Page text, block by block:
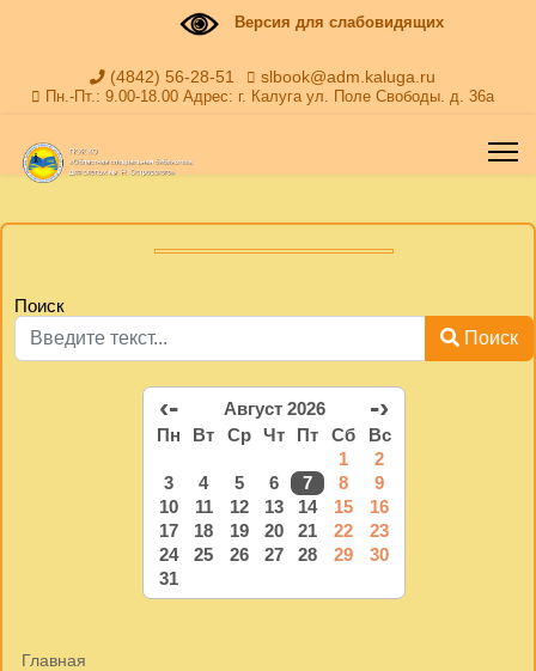
Версия для слабовидящих
(4842) 56-28-51 slbook@adm.kaluga.ru
Пн.-Пт.: 9.00-18.00 Адрес: г. Калуга ул. Поле Свободы. д. 36а
Поиск
Поиск
‹- Август 2026 -›
Пн Вт Ср Чт Пт Сб
Вс
1
2
3
4 5 6 7 8
9
10
11 12 13 14 15
16
17
18 19 20 21 22
23
24
25 26 27 28 29
30
31
Главная